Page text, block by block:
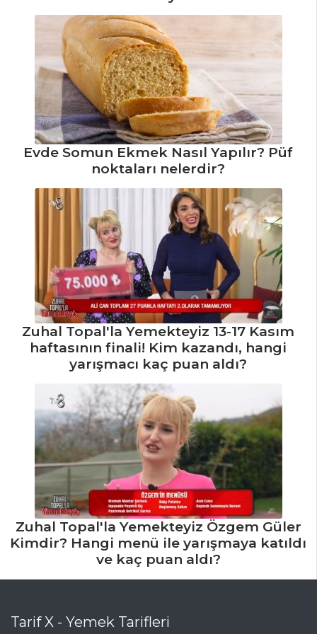
Karadutlu ve
Bademli Kek Tarifi,
Nasıl Yapılır?
Limon Soslu Kek
Tarifi, Nasıl Yapılır?
Pasta ve Tatlılar
Tüm Tarifleri
İÇECEKLER
Naneli Ayran
Tarifi, Nasıl Yapılır?
Zerdeçallı Ayran
Tarifi, Nasıl Yapılır?
Safran Şerbeti
Tarifi, Nasıl Yapılır?
İçecekler Tüm
Evde Somun Ekmek Nasıl Yapılır? Püf
noktaları nelerdir?
Zuhal Topal'la Yemekteyiz 13-17 Kasım
haftasının finali! Kim kazandı, hangi
yarışmacı kaç puan aldı?
Zuhal Topal'la Yemekteyiz Özgem Güler
Kimdir? Hangi menü ile yarışmaya katıldı
ve kaç puan aldı?
Tarif X - Yemek Tarifleri